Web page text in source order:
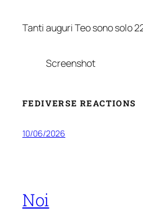
Tanti auguri Teo sono solo
Screenshot
FEDIVERSE REACTIONS
10/06/2026
Noi